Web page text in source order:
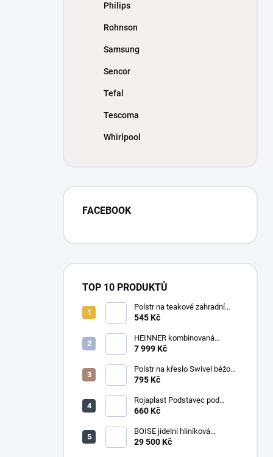
Philips
Rohnson
Samsung
Sencor
Tefal
Tescoma
Whirlpool
FACEBOOK
TOP 10 PRODUKTŮ
Polstr na teakové zahradní
křeslo vysoké - látka motiv
545 Kč
HEINNER kombinovaná
chladnička HF-
7 999 Kč
Polstr na křeslo Swivel béžový
melír
795 Kč
Rojaplast Podstavec pod
slunečník 22kg
660 Kč
BOISE jídelní hliníková
souprava CAPPUCCINO
29 500 Kč